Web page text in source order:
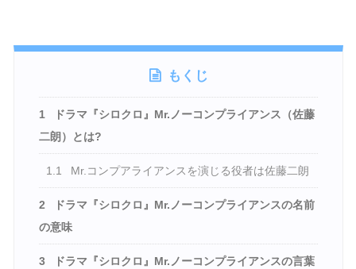
もくじ
1
ドラマ『シロクロ』Mr.ノーコンプライアンス（佐藤
二朗）とは?
1.1 Mr.コンプアライアンスを演じる役者は佐藤二朗
2
ドラマ『シロクロ』Mr.ノーコンプライアンスの名前
の意味
3 ドラマ『シロクロ』Mr.ノーコンプライアンスの言葉